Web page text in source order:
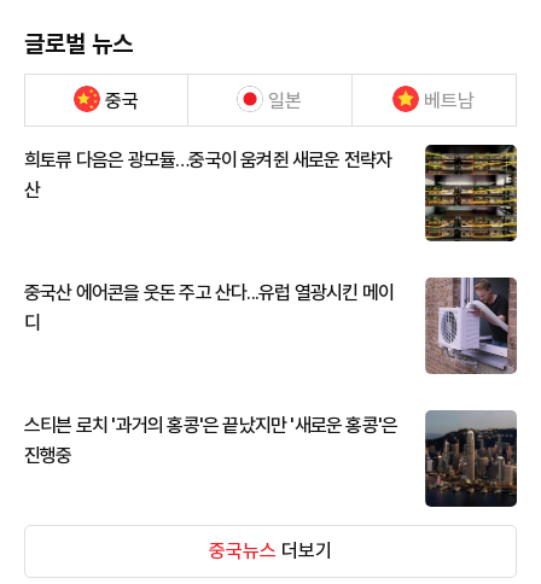
글로벌 뉴스
중국 일본 베트남
희토류 다음은 광모듈…중국이 움켜쥔 새로운 전략자
산
중국산 에어콘을 웃돈 주고 산다...유럽 열광시킨 메이
디
스티븐 로치 '과거의 홍콩'은 끝났지만 '새로운 홍콩'은
진행중
중국뉴스 더보기